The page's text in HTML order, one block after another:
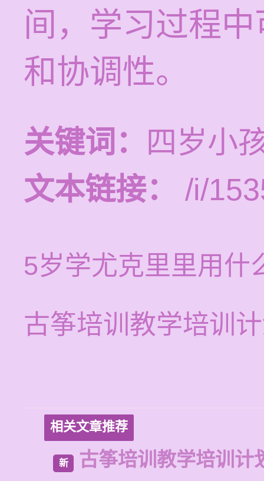
间，学习过程
和协调性。
关键词：
四岁小
文本链接：
/i/
5岁学尤克里里用什
古筝培训教学培训
相关文章推荐
新 古筝培训教学培训计